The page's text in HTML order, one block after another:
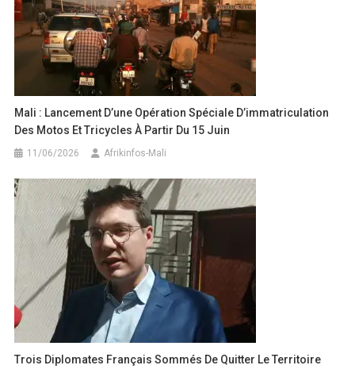
Mali : Lancement D’une Opération Spéciale D’immatriculation
Des Motos Et Tricycles À Partir Du 15 Juin
11/06/2026 Afrikinfos-Mali
Trois Diplomates Français Sommés De Quitter Le Territoire